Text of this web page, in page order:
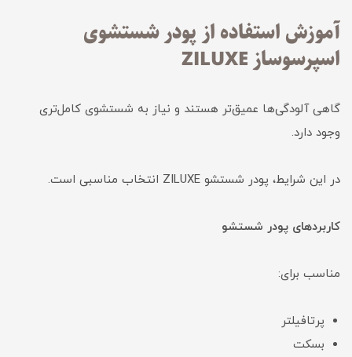
آموزش استفاده از پودر شستشوی
اسپرسوساز ZILUXE
گاهی آلودگی‌ها عمیق‌تر هستند و نیاز به شستشوی کامل‌تری
وجود دارد.
در این شرایط، پودر شستشو ZILUXE انتخاب مناسبی است.
کاربردهای پودر شستشو
مناسب برای:
پرتافیلتر
بسکت